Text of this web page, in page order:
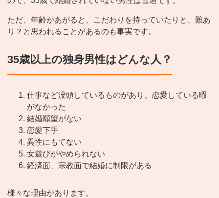
ただ、年齢があがると、こだわりを持っていたりと、難あ
り？と思われることがあるのも事実です。
35歳以上の独身男性はどんな人？
仕事など没頭しているものがあり、恋愛している暇
がなかった
結婚願望がない
恋愛下手
異性にもてない
女遊びがやめられない
経済面、宗教面で結婚に制限がある
様々な理由があります。